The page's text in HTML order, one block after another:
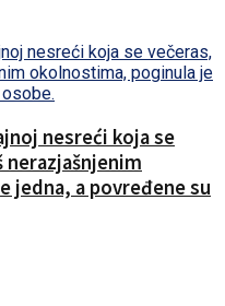
nesreći koja se
nerazjašnjenim
jedna, a povređene su